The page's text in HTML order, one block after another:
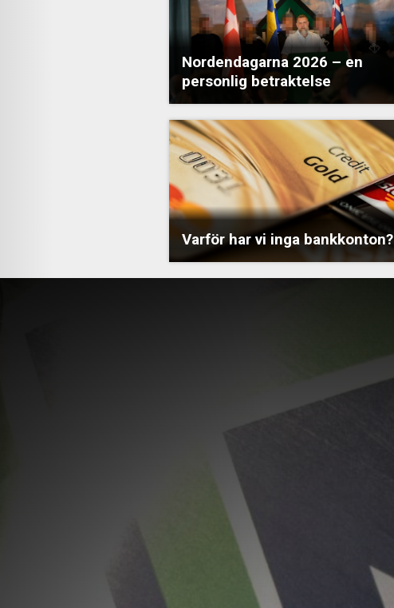
Nordendagarna 2026 – en
personlig betraktelse
Varför har vi inga bankkonton?